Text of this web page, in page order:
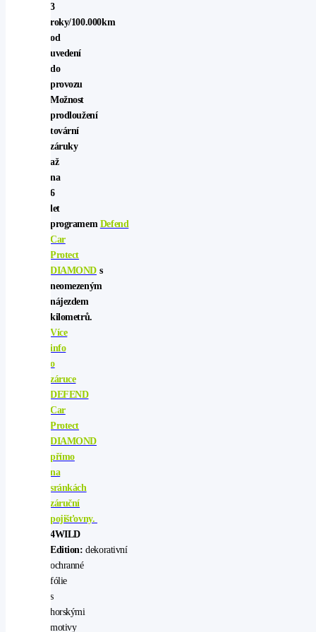
3
roky/100.000km
od
uvedení
do
provozu
Možnost
prodloužení
tovární
záruky
až
na
6
let
programem Defend
Car
Protect
DIAMOND s
neomezeným
nájezdem
kilometrů.
Více
info
o
záruce
DEFEND
Car
Protect
DIAMOND
přímo
na
sránkách
záruční
pojišťovny.
4WILD
Edition:dekorativní
ochranné
fólie
s
horskými
motivy